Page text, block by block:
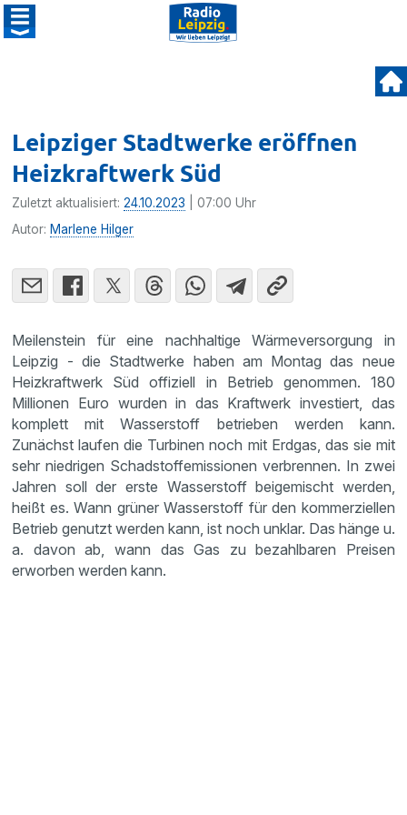
Leipziger Stadtwerke eröffnen
Heizkraftwerk Süd
Zuletzt aktualisiert:24.10.2023 | 07:00 Uhr
Autor: Marlene Hilger
Meilenstein für eine nachhaltige Wärmeversorgung in
Leipzig - die Stadtwerke haben am Montag das neue
Heizkraftwerk Süd offiziell in Betrieb genommen. 180
Millionen Euro wurden in das Kraftwerk investiert, das
komplett mit Wasserstoff betrieben werden kann.
Zunächst laufen die Turbinen noch mit Erdgas, das sie mit
sehr niedrigen Schadstoffemissionen verbrennen. In zwei
Jahren soll der erste Wasserstoff beigemischt werden,
heißt es. Wann grüner Wasserstoff für den kommerziellen
Betrieb genutzt werden kann, ist noch unklar. Das hänge u.
a. davon ab, wann das Gas zu bezahlbaren Preisen
erworben werden kann.